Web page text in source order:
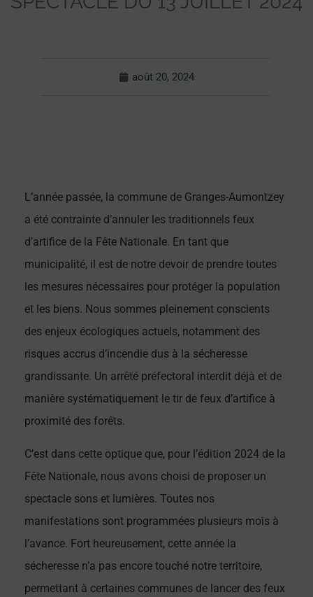
août 20, 2024
L’année passée, la commune de Granges-Aumontzey
a été contrainte d’annuler les traditionnels feux
d’artifice de la Fête Nationale. En tant que
municipalité, il est de notre devoir de prendre toutes
les mesures nécessaires pour protéger la population
et les biens. Nous sommes pleinement conscients
des enjeux écologiques actuels, notamment des
risques accrus d’incendie dus à la sécheresse
grandissante. Un arrêté préfectoral interdit déjà et de
manière systématiquement le tir de feux d’artifice à
proximité des forêts.
C’est dans cette optique que, pour l’édition 2024 de la
Fête Nationale, nous avons choisi de proposer un
spectacle sons et lumières. Toutes nos
manifestations sont programmées plusieurs mois à
l’avance. Fort heureusement, cette année la
sécheresse n’a pas encore touché notre territoire,
permettant à certaines communes de lancer des feux